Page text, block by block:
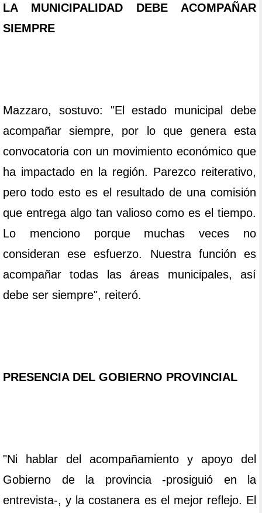
LA MUNICIPALIDAD DEBE ACOMPAÑAR
SIEMPRE
Mazzaro, sostuvo: "El estado municipal debe
acompañar siempre, por lo que genera esta
convocatoria con un movimiento económico que
ha impactado en la región. Parezco reiterativo,
pero todo esto es el resultado de una comisión
que entrega algo tan valioso como es el tiempo.
Lo menciono porque muchas veces no
consideran ese esfuerzo. Nuestra función es
acompañar todas las áreas municipales, así
debe ser siempre", reiteró.
PRESENCIA DEL GOBIERNO PROVINCIAL
"Ni hablar del acompañamiento y apoyo del
Gobierno de la provincia -prosiguió en la
entrevista-, y la costanera es el mejor reflejo. El